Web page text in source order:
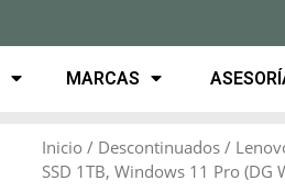
MARCAS
Inicio / Descontinuados /
SSD 1TB, Windows 11 Pro (DG